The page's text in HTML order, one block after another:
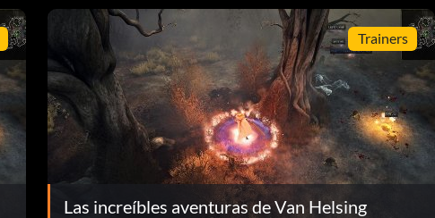
Trainers
Las increíbles aventuras de Van Helsing